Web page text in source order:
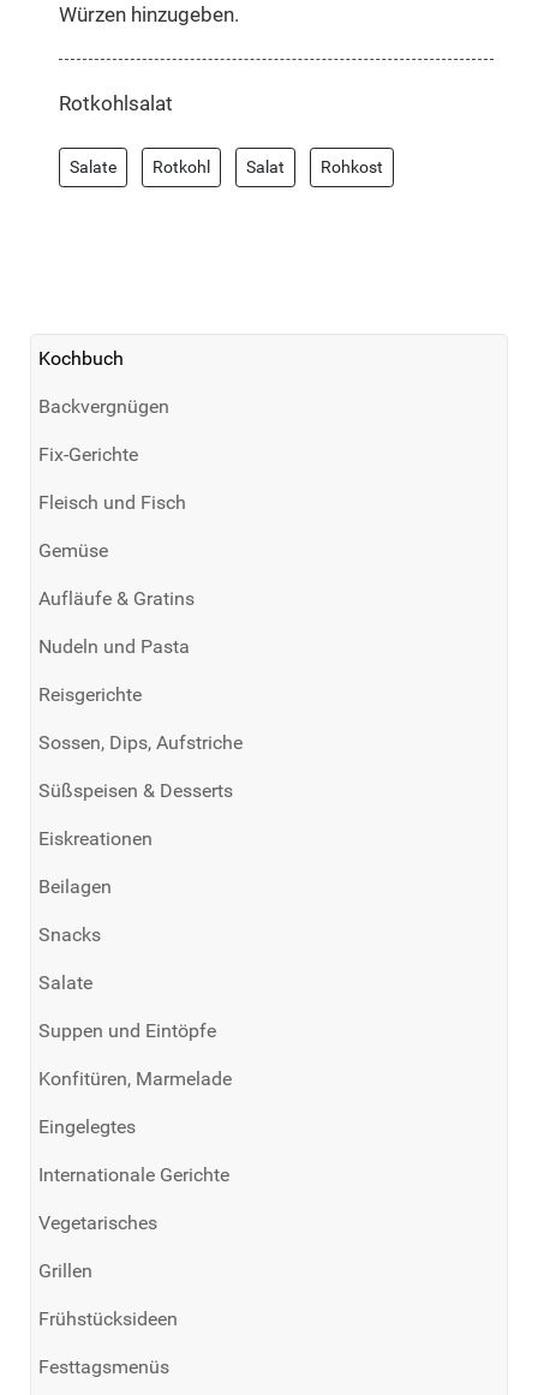
Würzen hinzugeben.
Rotkohlsalat
Salate Rotkohl Salat Rohkost
Kochbuch
Backvergnügen
Fix-Gerichte
Fleisch und Fisch
Gemüse
Aufläufe & Gratins
Nudeln und Pasta
Reisgerichte
Sossen, Dips, Aufstriche
Süßspeisen & Desserts
Eiskreationen
Beilagen
Snacks
Salate
Suppen und Eintöpfe
Konfitüren, Marmelade
Eingelegtes
Internationale Gerichte
Vegetarisches
Grillen
Frühstücksideen
Festtagsmenüs